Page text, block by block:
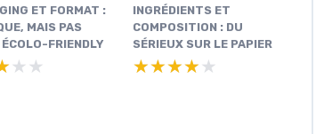
ET FORMAT :
MAIS PAS
ÉCOLO-FRIENDLY
INGRÉDIENTS ET
COMPOSITION : DU
SÉRIEUX SUR LE PAPIER
★★★★★
★★★★★